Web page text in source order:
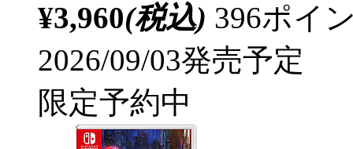
¥3,960(税込) 396ポイ
2026/09/03発売予定
限定予約中